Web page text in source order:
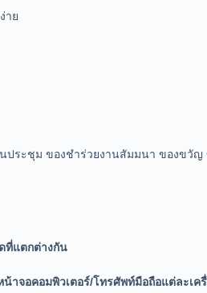
าย
ประชุม ของชำร่วยงานสัมมนา ของขวัญ
ที่แตกต่างกัน
าจอคอมพิวเตอร์/โทรศัพท์มือถือแต่ละเค